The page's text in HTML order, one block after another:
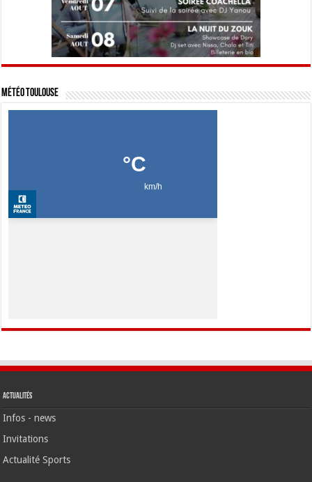
Météo Toulouse
Actualités
Infos - news
Invitations
Actualité Sports